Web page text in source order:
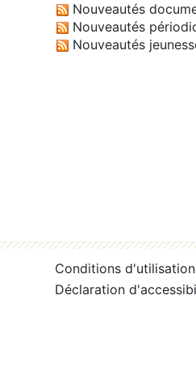
Nouveautés
Nouveautés
Nouveautés
Conditions d'utilisation
Déclaration